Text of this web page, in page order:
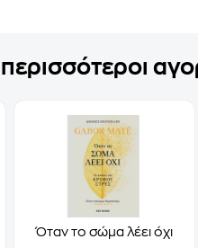
περισσότεροι
Όταν το σώμα λέει όχι